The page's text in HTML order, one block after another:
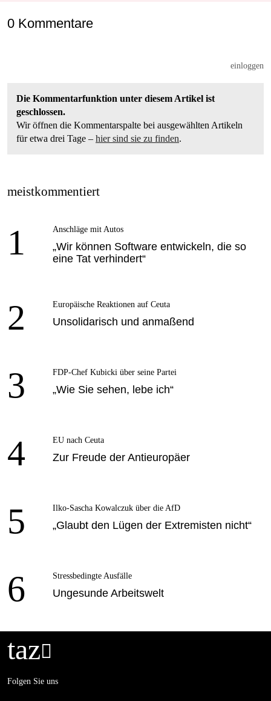
0 Kommentare
Die Kommentarfunktion unter diesem Artikel ist
geschlossen.
Wir öffnen die Kommentarspalte bei ausgewählten Artikeln
für etwa drei Tage – hier sind sie zu finden.
einloggen
meistkommentiert
1 Anschläge mit Autos
„Wir können Software entwickeln, die so
eine Tat verhindert“
2 Europäische Reaktionen auf Ceuta
Unsolidarisch und anmaßend
3 FDP-Chef Kubicki über seine Partei
„Wie Sie sehen, lebe ich“
4 EU nach Ceuta
Zur Freude der Antieuropäer
5 Ilko-Sascha Kowalczuk über die AfD
„Glaubt den Lügen der Extremisten nicht“
6 Stressbedingte Ausfälle
Ungesunde Arbeitswelt
taz
Folgen Sie uns